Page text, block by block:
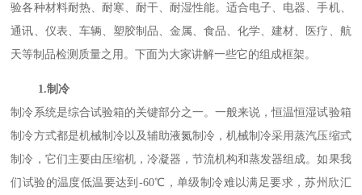
验各种材料耐热、耐寒、耐干、耐湿性能。适合电子、电器、手机、
通讯、仪表、车辆、塑胶制品、金属、食品、化学、建材、医疗、航
天等制品检测质量之用。下面为大家讲解一些它的组成框架。
1.制冷
制冷系统是综合试验箱的关键部分之一。一般来说，恒温恒湿试验箱
制冷方式都是机械制冷以及辅助液氮制冷，机械制冷采用蒸汽压缩式
制冷，它们主要由压缩机，冷凝器，节流机构和蒸发器组成。如果我
们试验的温度低温要达到-60℃，单级制冷难以满足要求，苏州欣汇